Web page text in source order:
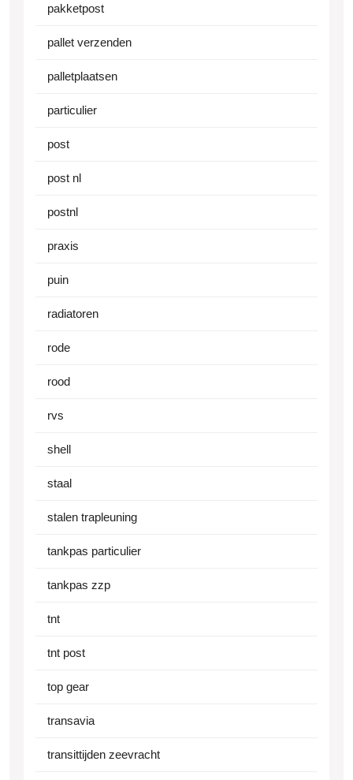
pakketpost
pallet verzenden
palletplaatsen
particulier
post
post nl
postnl
praxis
puin
radiatoren
rode
rood
rvs
shell
staal
stalen trapleuning
tankpas particulier
tankpas zzp
tnt
tnt post
top gear
transavia
transittijden zeevracht